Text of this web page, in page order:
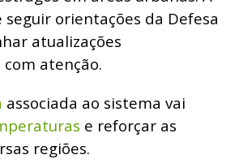
seguir orientações da Defesa
atualizações
atenção.
associada ao sistema vai
e reforçar as
regiões.